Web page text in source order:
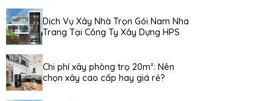
Dịch Vụ Xây Nhà Trọn Gói Nam Nha
Trang Tại Công Ty Xây Dựng HPS
Chi phí xây phòng trọ 20m²: Nên
chọn xây cao cấp hay giá rẻ?